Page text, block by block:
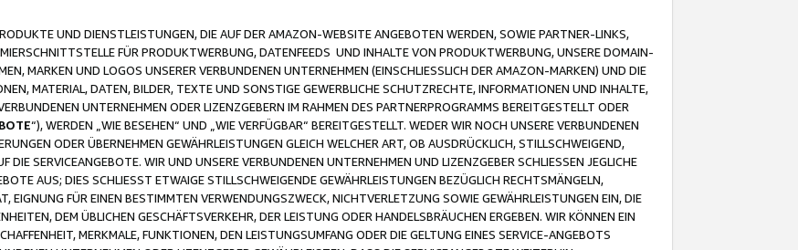
UND DIENSTLEISTUNGEN, DIE AUF DER AMAZON-WEBSITE ANGEBOTEN WERDEN, SOWIE PARTNER-LINKS,
FÜR PRODUKTWERBUNG, DATENFEEDS UND INHALTE VON PRODUKTWERBUNG, UNSERE DOMAIN-
MARKEN UND LOGOS UNSERER VERBUNDENEN UNTERNEHMEN (EINSCHLIESSLICH DER AMAZON-MARKEN) UND DIE
MATERIAL, DATEN, BILDER, TEXTE UND SONSTIGE GEWERBLICHE SCHUTZRECHTE, INFORMATIONEN UND INHALTE,
UNTERNEHMEN ODER LIZENZGEBERN IM RAHMEN DES PARTNERPROGRAMMS BEREITGESTELLT ODER
“), WERDEN „WIE BESEHEN“ UND „WIE VERFÜGBAR“ BEREITGESTELLT. WEDER WIR NOCH UNSERE VERBUNDENEN
ODER ÜBERNEHMEN GEWÄHRLEISTUNGEN GLEICH WELCHER ART, OB AUSDRÜCKLICH, STILLSCHWEIGEND,
DIE SERVICEANGEBOTE. WIR UND UNSERE VERBUNDENEN UNTERNEHMEN UND LIZENZGEBER SCHLIESSEN JEGLICHE
AUS; DIES SCHLIESST ETWAIGE STILLSCHWEIGENDE GEWÄHRLEISTUNGEN BEZÜGLICH RECHTSMÄNGELN,
EIGNUNG FÜR EINEN BESTIMMTEN VERWENDUNGSZWECK, NICHTVERLETZUNG SOWIE GEWÄHRLEISTUNGEN EIN, DIE
DEM ÜBLICHEN GESCHÄFTSVERKEHR, DER LEISTUNG ODER HANDELSBRÄUCHEN ERGEBEN. WIR KÖNNEN EIN
MERKMALE, FUNKTIONEN, DEN LEISTUNGSUMFANG ODER DIE GELTUNG EINES SERVICE-ANGEBOTS